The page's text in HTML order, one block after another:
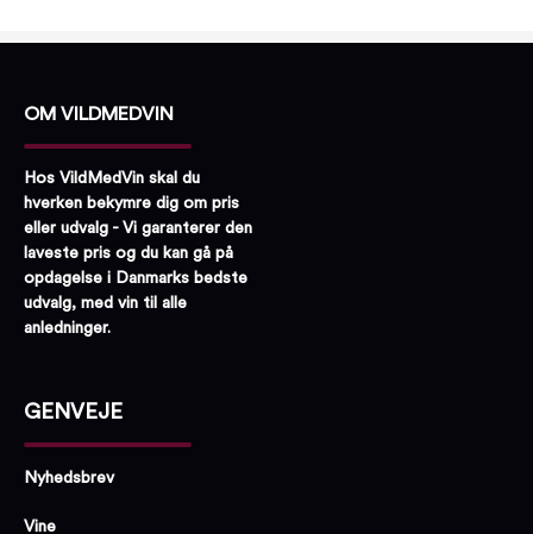
OM VILDMEDVIN
Hos VildMedVin skal du
hverken bekymre dig om pris
eller udvalg - Vi garanterer den
laveste pris og du kan gå på
opdagelse i Danmarks bedste
udvalg, med vin til alle
anledninger.
GENVEJE
Nyhedsbrev
Vine